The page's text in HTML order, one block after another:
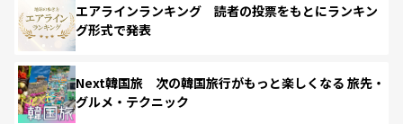
エアラインランキング 読者の投票をもとにランキン
グ形式で発表
Next韓国旅 次の韓国旅行がもっと楽しくなる 旅先・
グルメ・テクニック